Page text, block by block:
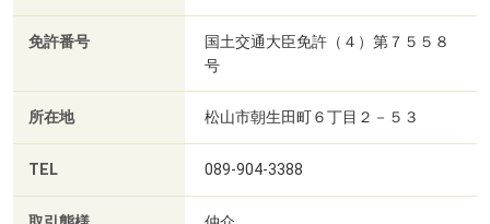
免許番号
国土交通大臣免許（４）第７５５８
号
所在地 松山市朝生田町６丁目２－５３
TEL 089-904-3388